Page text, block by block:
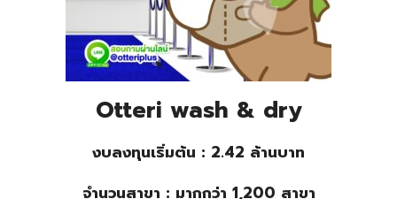
Otteri wash & dry
งบลงทุนเริ่มต้น : 2.42 ล้านบาท
จำนวนสาขา : มากกว่า 1,200 สาขา